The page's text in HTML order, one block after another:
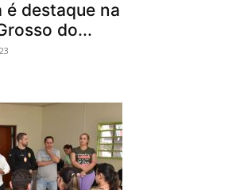
é destaque na
do...